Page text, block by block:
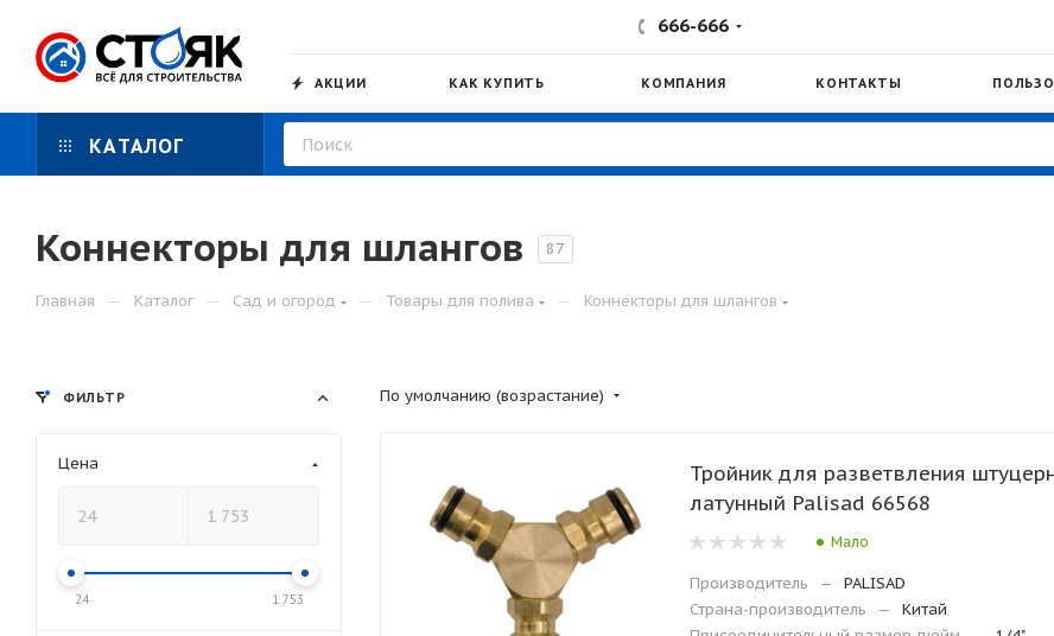
666-666
АКЦИИ КАК КУПИТЬ КОМПАНИЯ КОНТАКТЫ
КАТАЛОГ
Коннекторы для шлангов 87
Главная — Каталог — Сад и огород — Товары для полива — Коннекторы для шлангов
По умолчанию (возрастание)
Тройник для разветвления
латунный Palisad 66568
Мало
Производитель —
PALISAD
Страна-производитель
—
Китай
ФИЛЬТР
Цена
24 1 753